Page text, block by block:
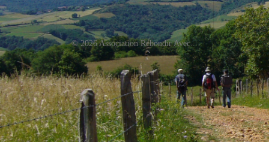
© 2026 Association Rebondir Avec...